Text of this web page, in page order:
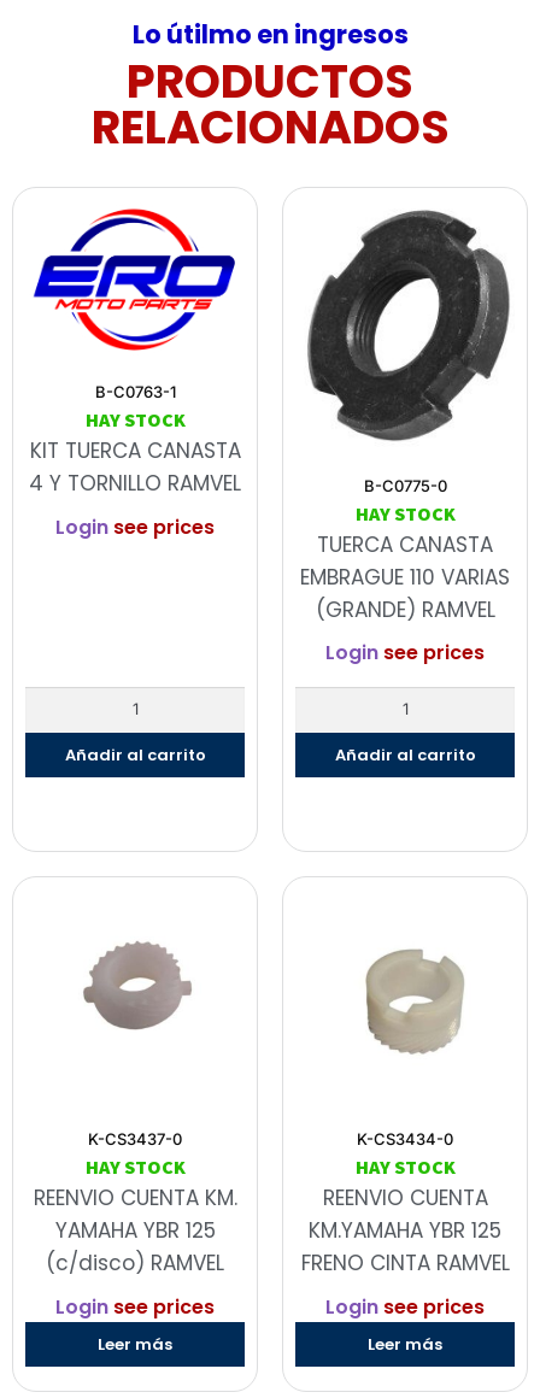
Lo útilmo en ingresos
PRODUCTOS
RELACIONADOS
B-C0763-1
HAY STOCK
KIT TUERCA CANASTA
4 Y TORNILLO RAMVEL
Login see prices
Añadir al carrito
B-C0775-0
HAY STOCK
TUERCA CANASTA
EMBRAGUE 110 VARIAS
(GRANDE) RAMVEL
Login see prices
Añadir al carrito
K-CS3437-0
HAY STOCK
REENVIO CUENTA KM.
YAMAHA YBR 125
(c/disco) RAMVEL
Login see prices
Leer más
K-CS3434-0
HAY STOCK
REENVIO CUENTA
KM.YAMAHA YBR 125
FRENO CINTA RAMVEL
Login see prices
Leer más